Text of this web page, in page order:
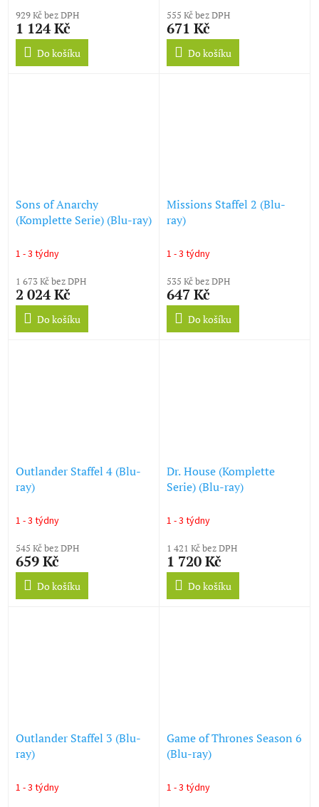
929 Kč bez DPH
1 124 Kč
Do košíku
555 Kč bez DPH
671 Kč
Do košíku
Sons of Anarchy
(Komplette Serie) (Blu-ray)
1 - 3 týdny
1 673 Kč bez DPH
2 024 Kč
Do košíku
Missions Staffel 2 (Blu-
ray)
1 - 3 týdny
535 Kč bez DPH
647 Kč
Do košíku
Outlander Staffel 4 (Blu-
ray)
1 - 3 týdny
545 Kč bez DPH
659 Kč
Do košíku
Dr. House (Komplette
Serie) (Blu-ray)
1 - 3 týdny
1 421 Kč bez DPH
1 720 Kč
Do košíku
Outlander Staffel 3 (Blu-
ray)
1 - 3 týdny
Game of Thrones Season 6
(Blu-ray)
1 - 3 týdny